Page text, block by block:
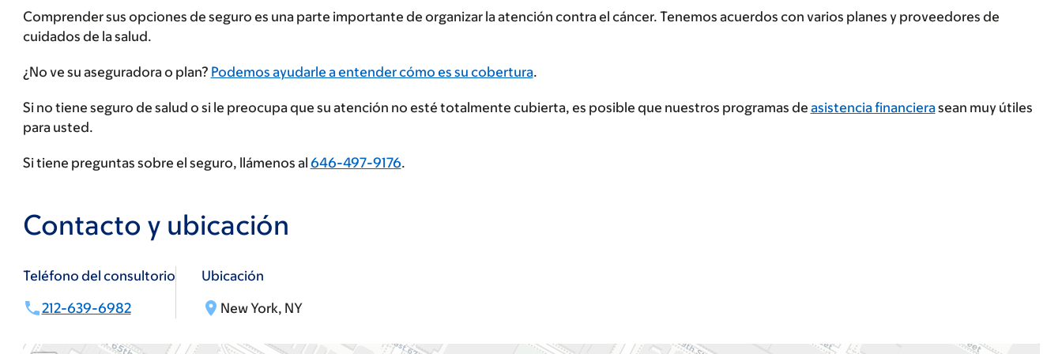
Comprender sus opciones de seguro es una parte importante de organizar la atención contra el cáncer. Tenemos acuerdos con varios planes y proveedores de
cuidados de la salud.
Ingrese
proveedor
de
¿No ve su aseguradora o plan? Podemos ayudarle a entender cómo es su cobertura.
Si no tiene seguro de salud o si le preocupa que su atención no esté totalmente cubierta, es posible que nuestros programas de asistencia financierasean muy útiles
para usted.
Si tiene preguntas sobre el seguro, llámenos al 646-497-9176.
Contacto y ubicación
Teléfono del consultorio
212-639-6982
Ubicación
New York, NY